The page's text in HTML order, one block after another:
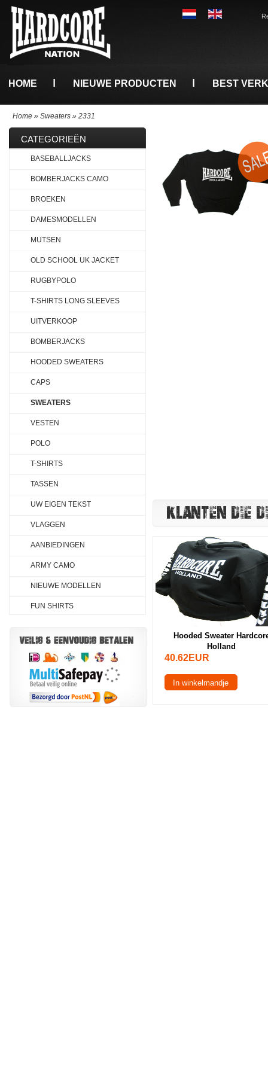
HOME NIEUWE PRODUCTEN BEST
Home » Sweaters » 2331
KLANTEN DIE
Hooded Sweater
Holland
40.62EUR
In winkelmandje
CATEGORIEËN
BASEBALLJACKS
BOMBERJACKS CAMO
BROEKEN
DAMESMODELLEN
MUTSEN
OLD SCHOOL UK JACKET
RUGBYPOLO
T-SHIRTS LONG SLEEVES
UITVERKOOP
BOMBERJACKS
HOODED SWEATERS
CAPS
SWEATERS
VESTEN
POLO
T-SHIRTS
TASSEN
UW EIGEN TEKST
VLAGGEN
AANBIEDINGEN
ARMY CAMO
NIEUWE MODELLEN
FUN SHIRTS